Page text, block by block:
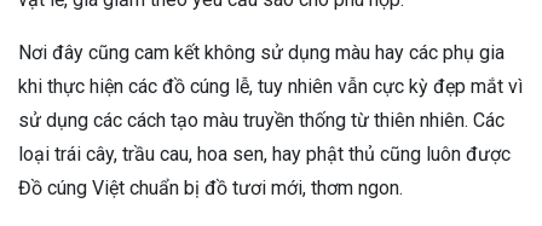
Nơi đây cũng cam kết không sử dụng màu hay các phụ gia
khi thực hiện các đồ cúng lễ, tuy nhiên vẫn cực kỳ đẹp mắt vì
sử dụng các cách tạo màu truyền thống từ thiên nhiên. Các
loại trái cây, trầu cau, hoa sen, hay phật thủ cũng luôn được
Đồ cúng Việt chuẩn bị đồ tươi mới, thơm ngon.